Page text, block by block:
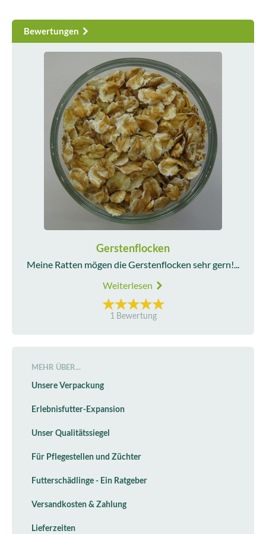
Bewertungen
Gerstenflocken
Meine Ratten mögen die Gerstenflocken sehr gern!...
Weiterlesen
1 Bewertung
MEHR ÜBER...
Unsere Verpackung
Erlebnisfutter-Expansion
Unser Qualitätssiegel
Für Pflegestellen und Züchter
Futterschädlinge - Ein Ratgeber
Versandkosten & Zahlung
Lieferzeiten